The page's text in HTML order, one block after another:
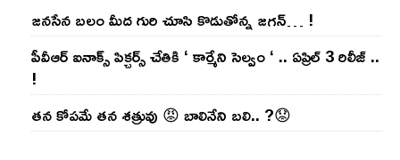
జ‌న‌సేన బ‌లం మీద గురి చూసి కొడుతోన్న జ‌గ‌న్‌… !
పీవీఆర్ ఐనాక్స్ పిక్చర్స్ చేతికి ‘ కార్మేని సెల్వం ‘ .. ఏప్రిల్ 3 రిలీజ్ ..
!
తన కోపమే తన శత్రువు 😡 బాలినేని బలి.. ?😟